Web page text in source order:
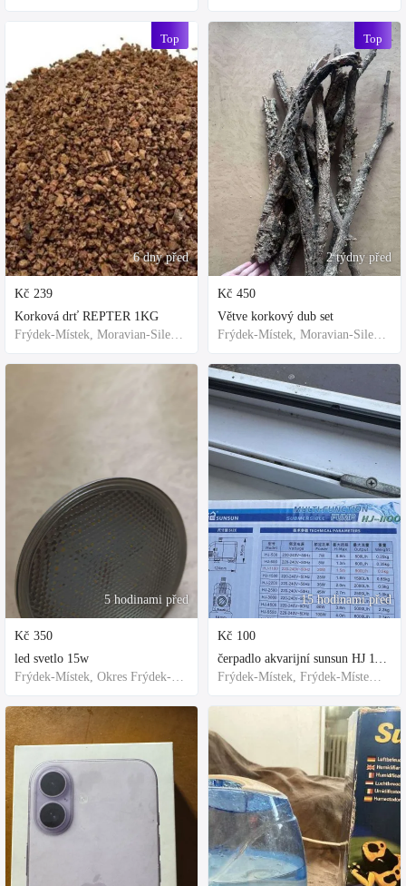
6 dny před
Top
Kč 239
Korková drť REPTER 1KG
Frýdek-Místek, Moravian-Silesian Region,Others
5 hodinami před
Kč 350
led svetlo 15w
Frýdek-Místek, Okres Frýdek-Místek, Česko
2 týdny před
Top
Kč 450
Větve korkový dub set
Frýdek-Místek, Moravian-Silesian Region,Others
15 hodinami před
Kč 100
čerpadlo akvarijní sunsun HJ 1100
Frýdek-Místek, Frýdek-Místek District, Czechia